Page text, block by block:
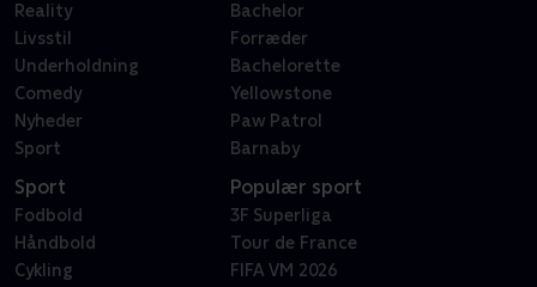
Reality
Livsstil
Underholdning
Comedy
Nyheder
Sport
Bachelor
Forræder
Bachelorette
Yellowstone
Paw Patrol
Barnaby
Sport
Fodbold
Håndbold
Cykling
Populær sport
3F Superliga
Tour de France
FIFA VM 2026